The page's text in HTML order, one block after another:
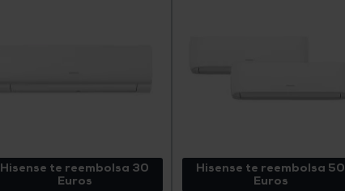
Hisense te reembolsa 30
Euros
Hisense te reembolsa 50
Euros